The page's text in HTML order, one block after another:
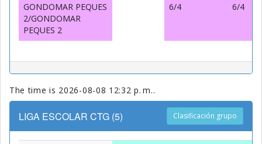
GONDOMAR PEQUES
2/GONDOMAR
PEQUES 2
6/4 6/4
The time is 2026-08-08 12:32 p. m..
LIGA ESCOLAR CTG (5) Clasificación grupo